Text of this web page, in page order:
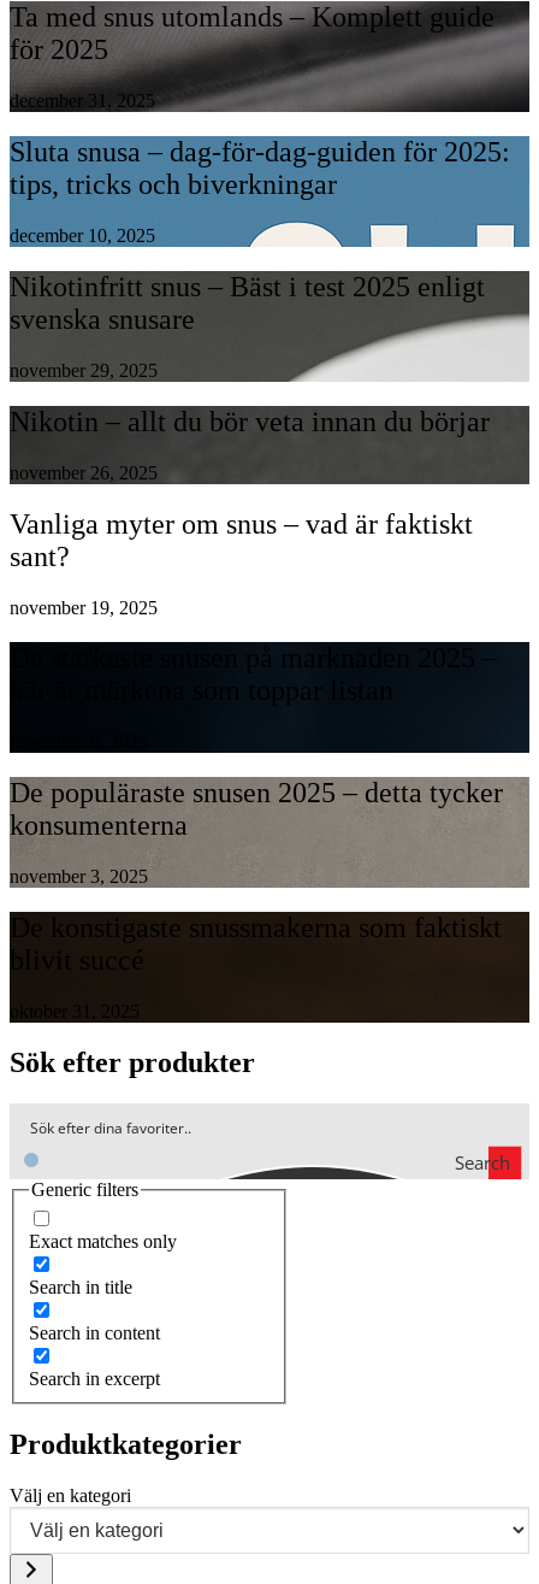
Ta med snus utomlands – Komplett guide
för 2025
december 31, 2025
Sluta snusa – dag-för-dag-guiden för 2025:
tips, tricks och biverkningar
december 10, 2025
Nikotinfritt snus – Bäst i test 2025 enligt
svenska snusare
november 29, 2025
Nikotin – allt du bör veta innan du börjar
november 26, 2025
Vanliga myter om snus – vad är faktiskt
sant?
november 19, 2025
De starkaste snusen på marknaden 2025 –
här är märkena som toppar listan
De populäraste snusen 2025 – detta tycker
konsumenterna
november 3, 2025
De konstigaste snussmakerna som faktiskt
blivit succé
oktober 31, 2025
Sök efter produkter
Search
Generic filters
Exact matches only
Search in title
Search in content
Search in excerpt
Produktkategorier
Välj en kategori